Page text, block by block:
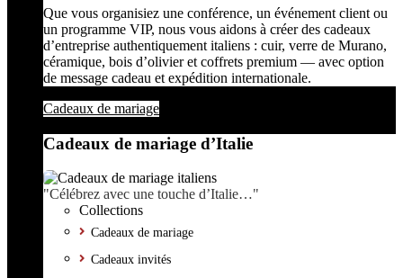
Que vous organisiez une conférence, un événement client ou
un programme VIP, nous vous aidons à créer des cadeaux
d’entreprise authentiquement italiens : cuir, verre de Murano,
céramique, bois d’olivier et coffrets premium — avec option
de message cadeau et expédition internationale.
Cadeaux de mariage
Cadeaux de mariage d’Italie
"Célébrez avec une touche d’Italie…"
Collections
Cadeaux de mariage
Cadeaux invités